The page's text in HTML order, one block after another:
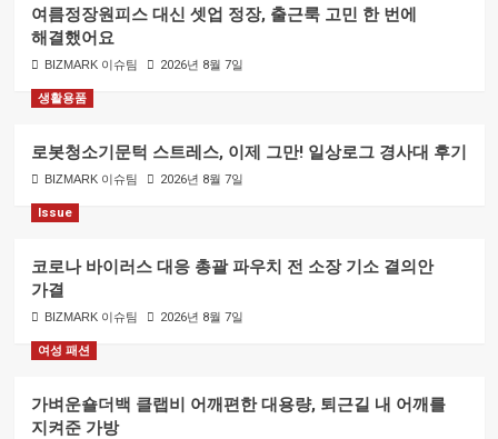
여름정장원피스 대신 셋업 정장, 출근룩 고민 한 번에
해결했어요
BIZMARK 이슈팀 2026년 8월 7일
생활용품
로봇청소기문턱 스트레스, 이제 그만! 일상로그 경사대 후기
BIZMARK 이슈팀 2026년 8월 7일
Issue
코로나 바이러스 대응 총괄 파우치 전 소장 기소 결의안
가결
BIZMARK 이슈팀 2026년 8월 7일
여성 패션
가벼운숄더백 클랩비 어깨편한 대용량, 퇴근길 내 어깨를
지켜준 가방